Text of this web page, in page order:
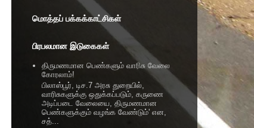
மொத்தப் பக்கக்காட்சிகள்
பிரபலமான இடுகைகள்
திருமணமான பெண்களும் வாரிசு வேலை
கோரலாம்!
பிலாஸ்பூர், டிச.7 அரசு துறையில்,
வாரிசுகளுக்கு ஒதுக்கப்படும், கருணை
அடிப்படை வேலையை, திருமணமான
பெண்களுக்கும் வழங்க வேண்டும்' என,
சத்...